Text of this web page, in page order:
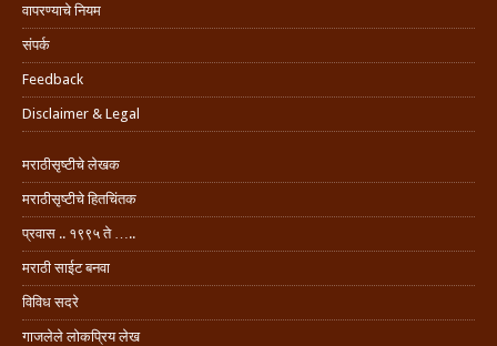
वापरण्याचे नियम
संपर्क
Feedback
Disclaimer & Legal
मराठीसृष्टीचे लेखक
मराठीसृष्टीचे हितचिंतक
प्रवास .. १९९५ ते …..
मराठी साईट बनवा
विविध सदरे
गाजलेले लोकप्रिय लेख